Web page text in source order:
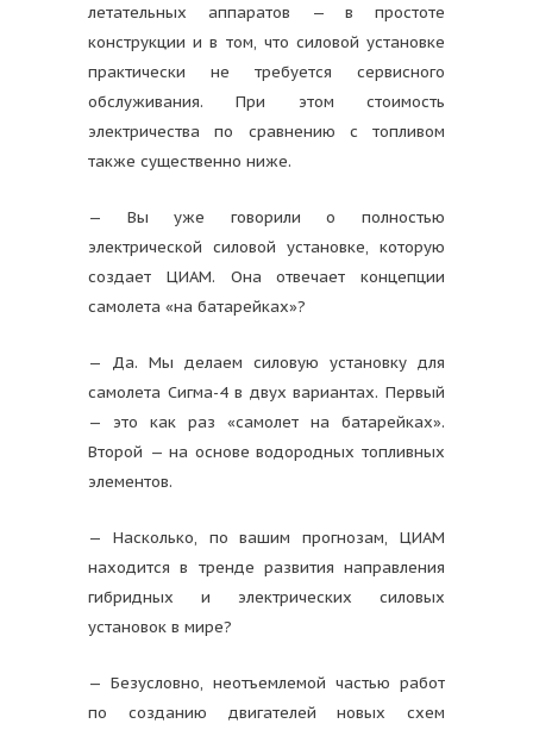
летательных аппаратов — в простоте
конструкции и в том, что силовой установке
практически не требуется сервисного
обслуживания. При этом стоимость
электричества по сравнению с топливом
также существенно ниже.
— Вы уже говорили о полностью
электрической силовой установке, которую
создает ЦИАМ. Она отвечает концепции
самолета «на батарейках»?
— Да. Мы делаем силовую установку для
самолета Сигма-4 в двух вариантах. Первый
— это как раз «самолет на батарейках».
Второй — на основе водородных топливных
элементов.
— Насколько, по вашим прогнозам, ЦИАМ
находится в тренде развития направления
гибридных и электрических силовых
установок в мире?
— Безусловно, неотъемлемой частью работ
по созданию двигателей новых схем